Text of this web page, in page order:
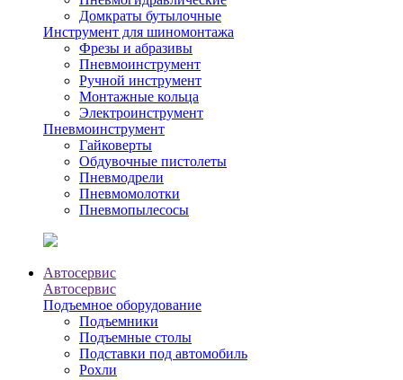
Домкраты бутылочные
Инструмент для шиномонтажа
Фрезы и абразивы
Пневмоинструмент
Ручной инструмент
Монтажные кольца
Электроинструмент
Пневмоинструмент
Гайковерты
Обдувочные пистолеты
Пневмодрели
Пневмомолотки
Пневмопылесосы
Автосервис
Автосервис
Подъемное оборудование
Подъемники
Подъемные столы
Подставки под автомобиль
Рохли